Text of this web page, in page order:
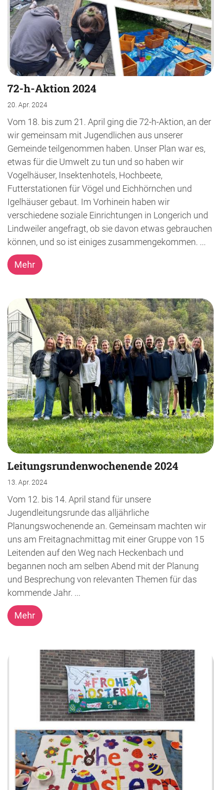
72-h-Aktion 2024
20. Apr. 2024
Vom 18. bis zum 21. April ging die 72-h-Aktion, an der
wir gemeinsam mit Jugendlichen aus unserer
Gemeinde teilgenommen haben. Unser Plan war es,
etwas für die Umwelt zu tun und so haben wir
Vogelhäuser, Insektenhotels, Hochbeete,
Futterstationen für Vögel und Eichhörnchen und
Igelhäuser gebaut. Im Vorhinein haben wir
verschiedene soziale Einrichtungen in Longerich und
Lindweiler angefragt, ob sie davon etwas gebrauchen
können, und so ist einiges zusammengekommen. ...
Mehr
Leitungsrundenwochenende 2024
13. Apr. 2024
Vom 12. bis 14. April stand für unsere
Jugendleitungsrunde das alljährliche
Planungswochenende an. Gemeinsam machten wir
uns am Freitagnachmittag mit einer Gruppe von 15
Leitenden auf den Weg nach Heckenbach und
begannen noch am selben Abend mit der Planung
und Besprechung von relevanten Themen für das
kommende Jahr. ...
Mehr